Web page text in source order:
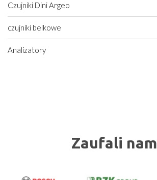
Czujniki Dini Argeo
czujniki belkowe
Analizatory
Zaufali nam